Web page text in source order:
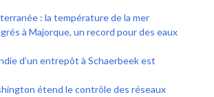
: la température de la mer
à Majorque, un record pour des eaux
d’un entrepôt à Schaerbeek est
étend le contrôle des réseaux